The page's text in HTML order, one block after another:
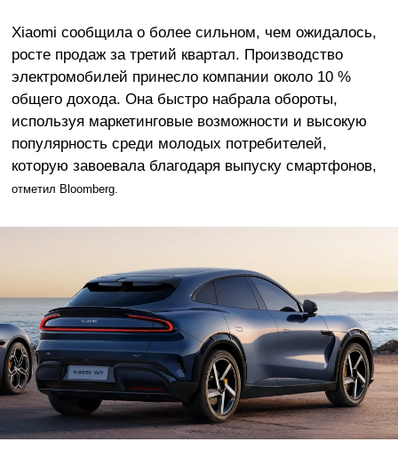
Xiaomi сообщила о более сильном, чем ожидалось,
росте продаж за третий квартал. Производство
электромобилей принесло компании около 10 %
общего дохода. Она быстро набрала обороты,
используя маркетинговые возможности и высокую
популярность среди молодых потребителей,
которую завоевала благодаря выпуску смартфонов,
отметил Bloomberg.